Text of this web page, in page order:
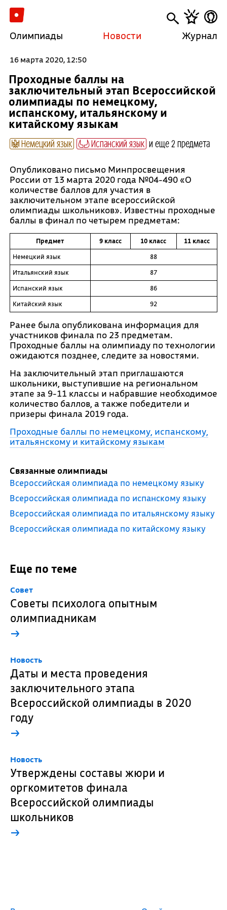
Олимпиады Новости Журнал
16 марта 2020, 12:50
Проходные баллы на
заключительный этап Всероссийской
олимпиады по немецкому,
испанскому, итальянскому и
китайскому языкам
Немецкий язык Испанский язык и еще 2 предмета
Опубликовано письмо Минпросвещения
России от 13 марта 2020 года №04-490 «О
количестве баллов для участия в
заключительном этапе всероссийской
олимпиады школьников». Известны проходные
баллы в финал по четырем предметам:
Предмет 9 класс 10 класс 11 класс
Немецкий язык 88
Итальянский язык 87
Испанский язык 86
Китайский язык 92
Ранее была опубликована информация для
участников финала по 23 предметам.
Проходные баллы на олимпиаду по технологии
ожидаются позднее, следите за новостями.
На заключительный этап приглашаются
школьники, выступившие на региональном
этапе за 9-11 классы и набравшие необходимое
количество баллов, а также победители и
призеры финала 2019 года.
Проходные баллы по немецкому, испанскому,
итальянскому и китайскому языкам
Связанные олимпиады
Всероссийская олимпиада по немецкому языку
Всероссийская олимпиада по испанскому языку
Всероссийская олимпиада по итальянскому языку
Всероссийская олимпиада по китайскому языку
Еще по теме
Совет
Советы психолога опытным
олимпиадникам
→
Новость
Даты и места проведения
заключительного этапа
Всероссийской олимпиады в 2020
году
→
Новость
Утверждены составы жюри и
оргкомитетов финала
Всероссийской олимпиады
школьников
→